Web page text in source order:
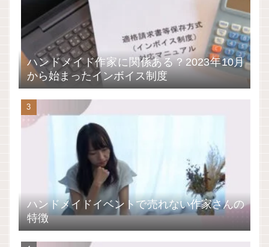
ハンドメイド作家に関係ある？2023年10月
から始まったインボイス制度
ハンドメイドイベントで売れない作家さんの
特徴